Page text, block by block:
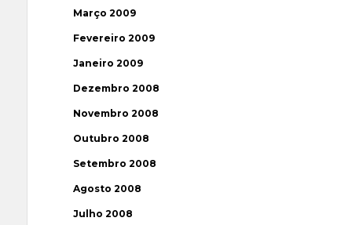
Março 2009
Fevereiro 2009
Janeiro 2009
Dezembro 2008
Novembro 2008
Outubro 2008
Setembro 2008
Agosto 2008
Julho 2008